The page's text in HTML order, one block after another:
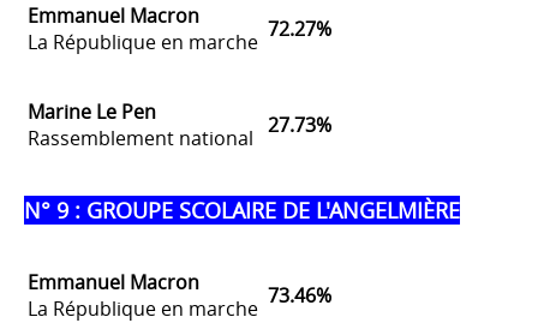
Emmanuel Macron
La République en marche 72.27%
Marine Le Pen
Rassemblement national 27.73%
N° 9 : GROUPE SCOLAIRE DE L'ANGELMIÈRE
Emmanuel Macron
La République en marche 73.46%